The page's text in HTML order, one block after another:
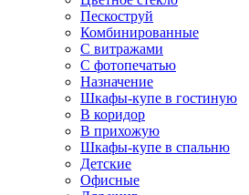
Пескоструй
Комбинированные
С витражами
С фотопечатью
Назначение
Шкафы-купе в гостиную
В коридор
В прихожую
Шкафы-купе в спальню
Детские
Офисные